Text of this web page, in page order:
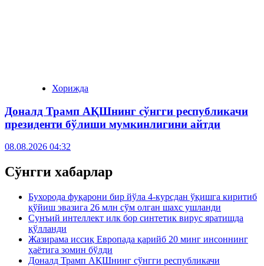
Хорижда
Доналд Трамп АҚШнинг сўнгги республикачи
президенти бўлиши мумкинлигини айтди
08.08.2026 04:32
Сўнгги хабарлар
Бухорода фуқарони бир йўла 4-курсдан ўқишга киритиб
қўйиш эвазига 26 млн сўм олган шахс ушланди
Сунъий интеллект илк бор синтетик вирус яратишда
қўлланди
Жазирама иссиқ Европада қарийб 20 минг инсоннинг
ҳаётига зомин бўлди
Доналд Трамп АҚШнинг сўнгги республикачи